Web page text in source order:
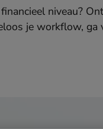
niveau?
je workflow, ga